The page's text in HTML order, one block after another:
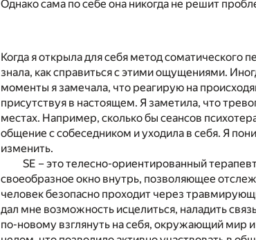
Однако сама по себе она никогда не решит
Когда я открыла для себя метод соматического
знала, как справиться с этими ощущениями.
моменты я замечала, что реагирую на
присутствуя в настоящем. Я заметила, что
местах. Например, сколько бы сеансов
общение с собеседником и уходила в себя. Я
изменить.
SE – это телесно-ориентированный
своеобразное окно внутрь, позволяющее
человек безопасно проходит через
дал мне возможность исцелиться, наладить
по-новому взглянуть на себя, окружающий мир